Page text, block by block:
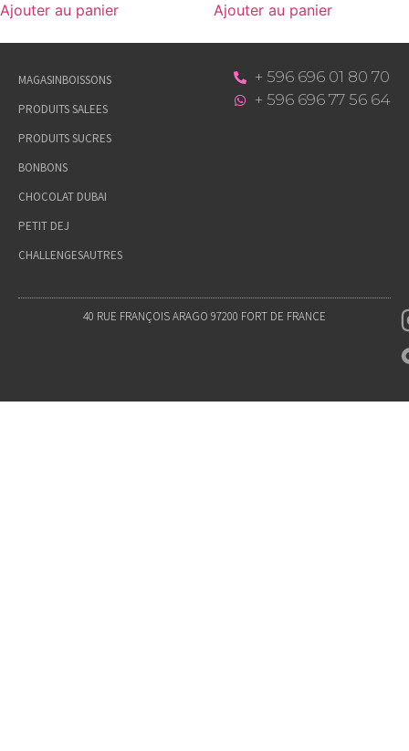
Ajouter au panier Ajouter au panier
MAGASINBOISSONS
PRODUITS SALEES
PRODUITS SUCRES
BONBONS
CHOCOLAT DUBAI
PETIT DEJ
CHALLENGESAUTRES
+ 596 696 01 80 70
+ 596 696 77 56 64
40 RUE FRANÇOIS ARAGO 97200 FORT DE FRANCE